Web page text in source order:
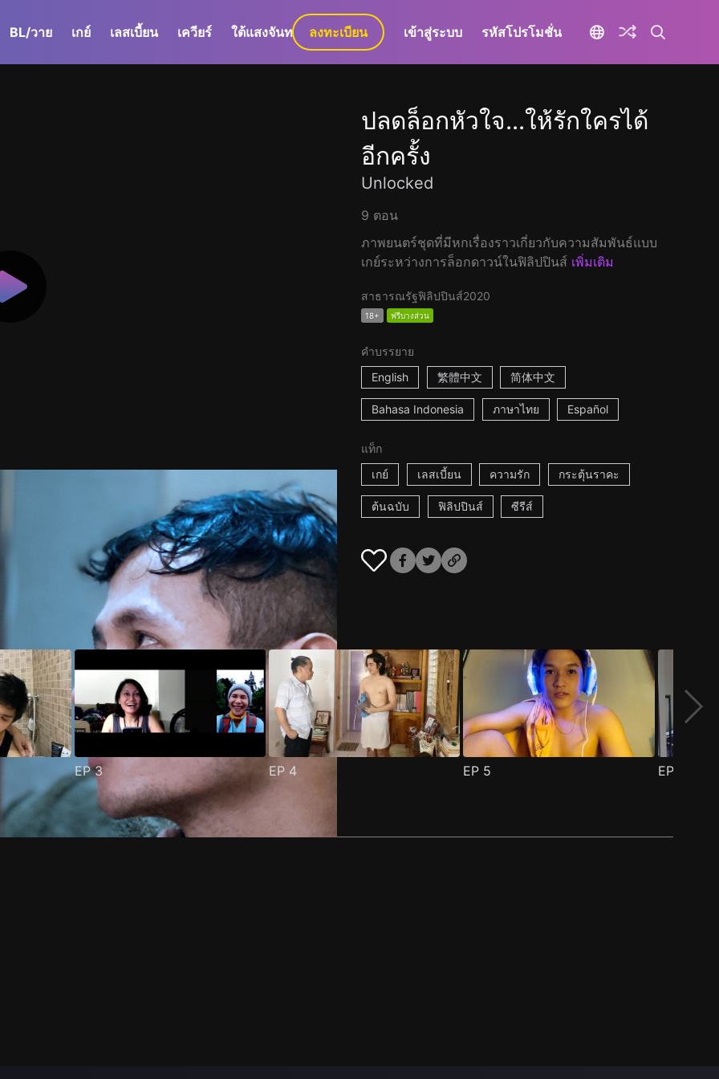
BL/วาย เกย์ เลสเบี้ยน เควียร์ ใต้แสงจันทร์ GaLa+
ลงทะเบียน เข้าสู่ระบบ รหัสโปรโมชั่น
ปลดล็อกหัวใจ...ให้รักใครได้
อีกครั้ง
Unlocked
9 ตอน
ภาพยนตร์ชุดที่มีหกเรื่องราวเกี่ยวกับความสัมพันธ์แบบ
เกย์ระหว่างการล็อกดาวน์ในฟิลิปปินส์ เพิ่มเติม
สาธารณรัฐฟิลิปปินส์2020
18+ ฟรีบางส่วน
คำบรรยาย
English
繁體中文 简体中文
Bahasa Indonesia ภาษาไทย Español
แท็ก
เกย์
เลสเบี้ยน ความรัก กระตุ้นราคะ
ต้นฉบับ ฟิลิปปินส์ ซีรีส์
EP3 EP 4 EP 5 EP